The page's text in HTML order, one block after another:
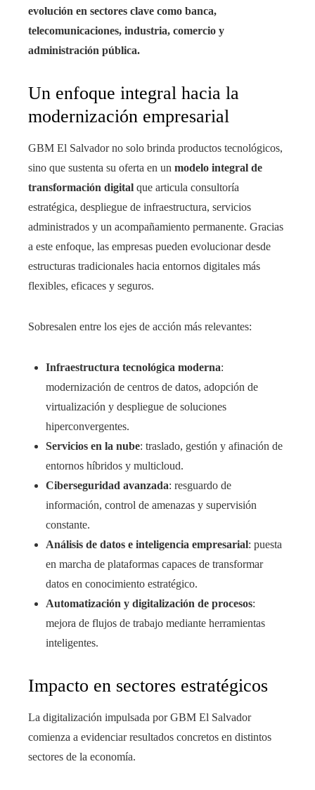
evolución en sectores clave como banca,
telecomunicaciones, industria, comercio y
administración pública.
Un enfoque integral hacia la
modernización empresarial
GBM El Salvador no solo brinda productos tecnológicos,
sino que sustenta su oferta en un modelo integral de
transformación digital que articula consultoría
estratégica, despliegue de infraestructura, servicios
administrados y un acompañamiento permanente. Gracias
a este enfoque, las empresas pueden evolucionar desde
estructuras tradicionales hacia entornos digitales más
flexibles, eficaces y seguros.
Sobresalen entre los ejes de acción más relevantes:
Infraestructura tecnológica moderna:
modernización de centros de datos, adopción de
virtualización y despliegue de soluciones
hiperconvergentes.
Servicios en la nube: traslado, gestión y afinación de
entornos híbridos y multicloud.
Ciberseguridad avanzada: resguardo de
información, control de amenazas y supervisión
constante.
Análisis de datos e inteligencia empresarial: puesta
en marcha de plataformas capaces de transformar
datos en conocimiento estratégico.
Automatización y digitalización de procesos:
mejora de flujos de trabajo mediante herramientas
inteligentes.
Impacto en sectores estratégicos
La digitalización impulsada por GBM El Salvador
comienza a evidenciar resultados concretos en distintos
sectores de la economía.